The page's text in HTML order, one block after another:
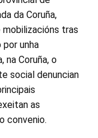
da Coruña,
mobilizacións tras
unha
na Coruña, o
social denuncian
as
convenio.